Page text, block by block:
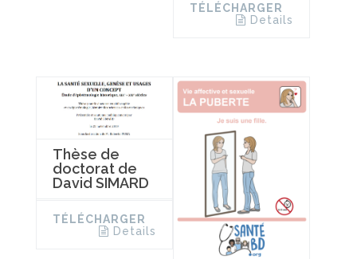
TÉLÉCHARGER
Details
Thèse de
doctorat de
David SIMARD
TÉLÉCHARGER
Details